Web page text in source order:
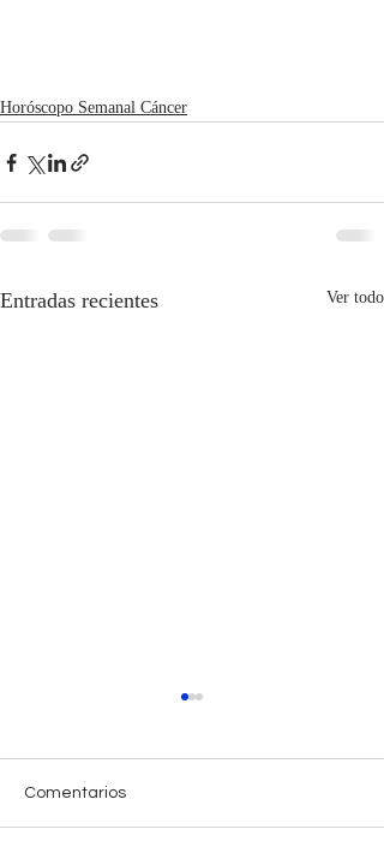
Horóscopo Semanal Cáncer
Entradas recientes Ver todo
Comentarios